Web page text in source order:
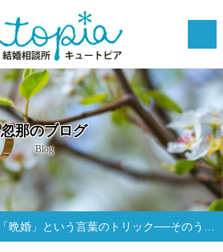
忽那のブログ
Blog